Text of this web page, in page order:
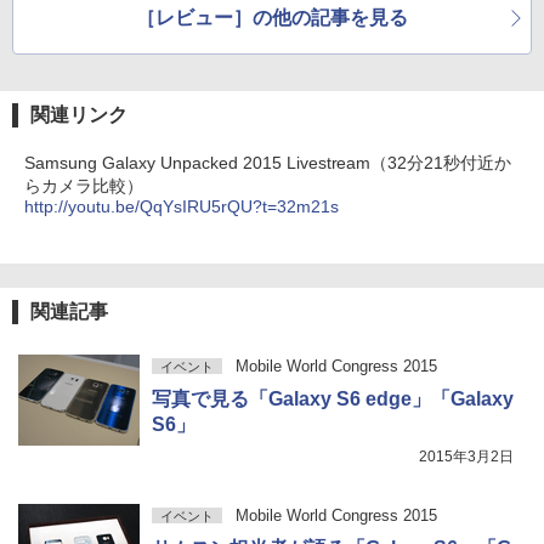
［レビュー］の他の記事を見る
関連リンク
Samsung Galaxy Unpacked 2015 Livestream（32分21秒付近か
らカメラ比較）
http://youtu.be/QqYsIRU5rQU?t=32m21s
関連記事
イベント Mobile World Congress 2015
写真で見る「Galaxy S6 edge」「Galaxy
S6」
2015年3月2日
イベント Mobile World Congress 2015